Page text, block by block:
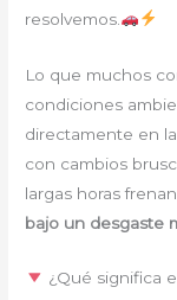
resolvemos.
Lo que muchos
condiciones
directamente en
con cambios
largas horas
bajo un desgaste
¿Qué significa